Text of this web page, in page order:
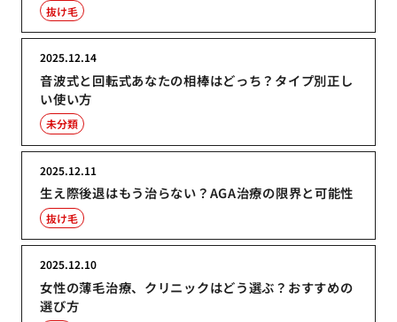
抜け毛
音波式と回転式あなたの相棒はどっち？タイプ別正し
い使い方
2025.12.14
未分類
生え際後退はもう治らない？AGA治療の限界と可能性
2025.12.11
抜け毛
女性の薄毛治療、クリニックはどう選ぶ？おすすめの
選び方
2025.12.10